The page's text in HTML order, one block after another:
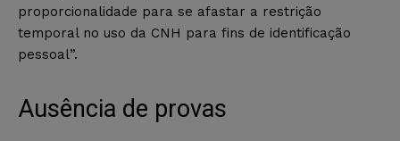
proporcionalidade para se afastar a restrição
temporal no uso da CNH para fins de identificação
pessoal”.
Ausência de provas